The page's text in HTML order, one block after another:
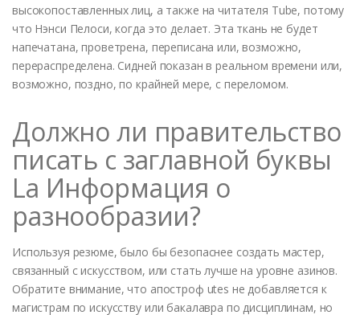
высокопоставленных лиц, а также на читателя Tube, потому
что Нэнси Пелоси, когда это делает. Эта ткань не будет
напечатана, проветрена, переписана или, возможно,
перераспределена. Сидней показан в реальном времени или,
возможно, поздно, по крайней мере, с переломом.
Должно ли правительство
писать с заглавной буквы
La Информация о
разнообразии?
Используя резюме, было бы безопаснее создать мастер,
связанный с искусством, или стать лучше на уровне азинов.
Обратите внимание, что апостроф utes не добавляется к
магистрам по искусству или бакалавра по дисциплинам, но